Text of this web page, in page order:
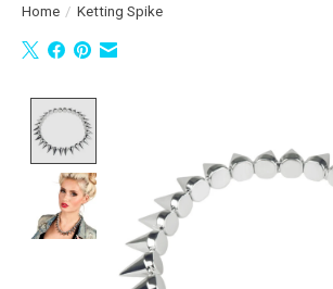
Home / Ketting Spike